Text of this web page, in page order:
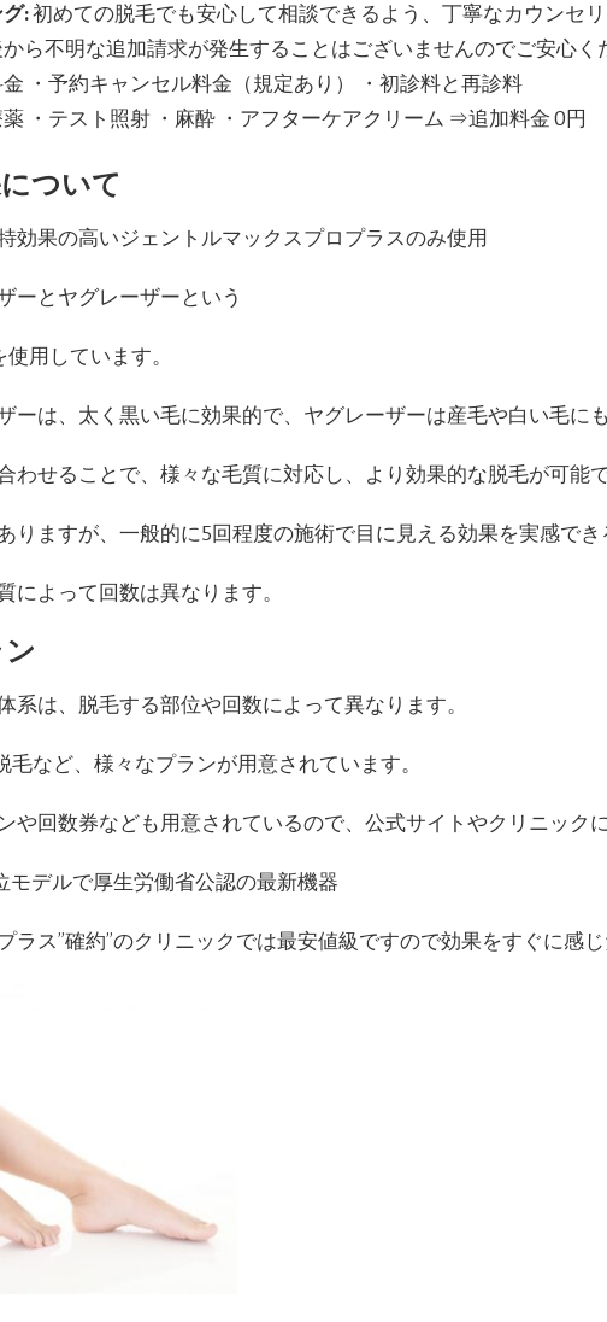
:初めての脱毛でも安心して相談できるよう、丁寧なカウンセリ
ら不明な追加請求が発生することはございませんのでご安心く
金 ・予約キャンセル料金（規定あり） ・初診料と再診料
薬 ・テスト照射 ・麻酔 ・アフターケアクリーム ⇒追加料金 0円
ついて
効果の高いジェントルマックスプロプラスのみ使用
ーとヤグレーザーという
用しています。
ーは、太く黒い毛に効果的で、ヤグレーザーは産毛や白い毛に
わせることで、様々な毛質に対応し、より効果的な脱毛が可能で
りますが、一般的に5回程度の施術で目に見える効果を実感でき
によって回数は異なります。
系は、脱毛する部位や回数によって異なります。
など、様々なプランが用意されています。
や回数券なども用意されているので、公式サイトやクリニック
モデルで厚生労働省公認の最新機器
ラス”確約”のクリニックでは最安値級ですので効果をすぐに感